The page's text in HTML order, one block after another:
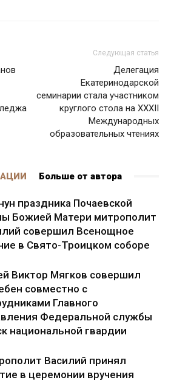
Следующая статья
Делегация
Екатеринодарской
семинарии стала участником
круглого стола на XXXII
Международных
образовательных чтениях
Больше от автора
праздника Почаевской
Божией Матери митрополит
совершил Всенощное
в Свято-Троицком соборе
Виктор Мягков совершил
совместно с
Главного
Федеральной службы
национальной гвардии
Василий принял
в церемонии вручения